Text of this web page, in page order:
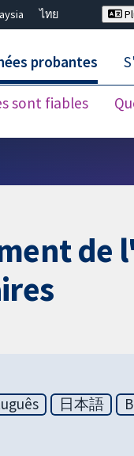
ไทย
probantes
sont fiables
de
日本語